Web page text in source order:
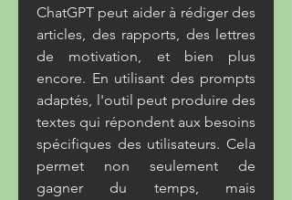
ChatGPT peut aider à rédiger des
articles, des rapports, des lettres
de motivation, et bien plus
encore. En utilisant des prompts
adaptés, l'outil peut produire des
textes qui répondent aux besoins
spécifiques des utilisateurs. Cela
permet non seulement de
gagner du temps, mais